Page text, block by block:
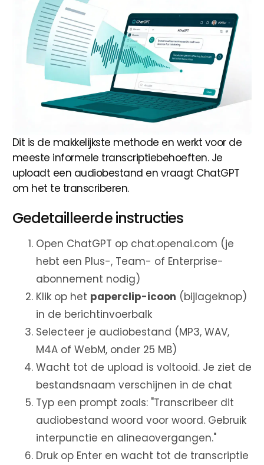
Dit is de makkelijkste methode en werkt voor de
meeste informele transcriptiebehoeften. Je
uploadt een audiobestand en vraagt ChatGPT
om het te transcriberen.
Gedetailleerde instructies
Open ChatGPT op chat.openai.com (je
hebt een Plus-, Team- of Enterprise-
abonnement nodig)
Klik op het paperclip-icoon (bijlageknop)
in de berichtinvoerbalk
Selecteer je audiobestand (MP3, WAV,
M4A of WebM, onder 25 MB)
Wacht tot de upload is voltooid. Je ziet de
bestandsnaam verschijnen in de chat
Typ een prompt zoals: "Transcribeer dit
audiobestand woord voor woord. Gebruik
interpunctie en alineaovergangen."
Druk op Enter en wacht tot de transcriptie